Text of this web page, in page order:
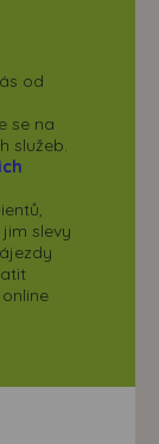
od
se na
služeb.
slevy